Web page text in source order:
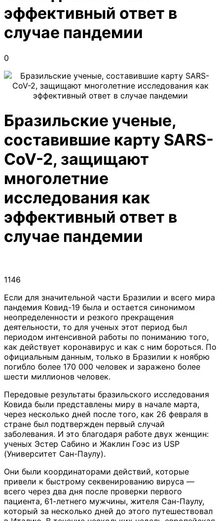
эффективный ответ в
случае пандемии
0
Бразильские ученые,
составившие карту SARS-
CoV-2, защищают
многолетние
исследования как
эффективный ответ в
случае пандемии
1146
Если для значительной части Бразилии и всего мира
пандемия Ковид-19 была и остается синонимом
неопределенности и резкого прекращения
деятельности, то для ученых этот период был
периодом интенсивной работы по пониманию того,
как действует коронавирус и как с ним бороться. По
официальным данным, только в Бразилии к ноябрю
погибло более 170 000 человек и заражено более
шести миллионов человек.
Передовые результаты бразильского исследования
Ковида были представлены миру в начале марта,
через несколько дней после того, как 26 февраля в
стране был подтвержден первый случай
заболевания. И это благодаря работе двух женщин:
ученых Эстер Сабино и Жаклин Гоэс из USP
(Университет Сан-Паулу).
Они были координаторами действий, которые
привели к быстрому секвенированию вируса —
всего через два дня после проверки первого
пациента, 61-летнего мужчины, жителя Сан-Паулу,
который за несколько дней до этого путешествовал